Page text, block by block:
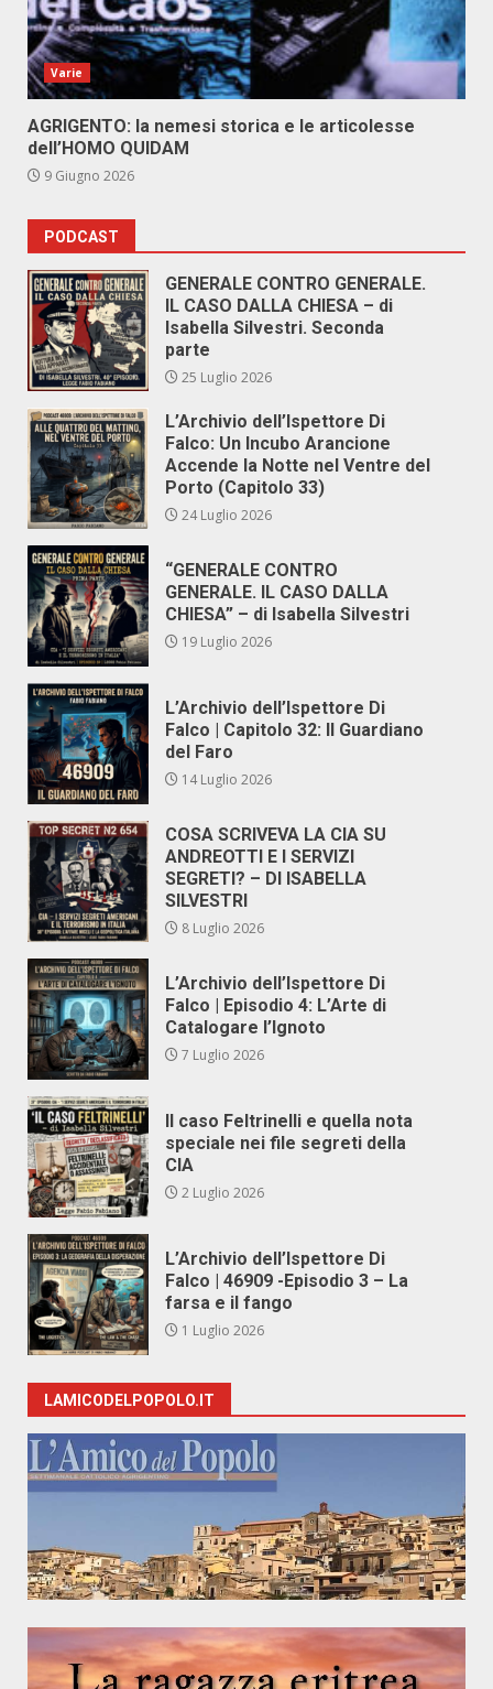
Varie
AGRIGENTO: la nemesi storica e le articolesse
dell’HOMO QUIDAM
9 Giugno 2026
PODCAST
GENERALE CONTRO GENERALE.
IL CASO DALLA CHIESA – di
Isabella Silvestri. Seconda
parte
25 Luglio 2026
L’Archivio dell’Ispettore Di
Falco: Un Incubo Arancione
Accende la Notte nel Ventre del
Porto (Capitolo 33)
24 Luglio 2026
“GENERALE CONTRO
GENERALE. IL CASO DALLA
CHIESA” – di Isabella Silvestri
19 Luglio 2026
L’Archivio dell’Ispettore Di
Falco | Capitolo 32: Il Guardiano
del Faro
14 Luglio 2026
COSA SCRIVEVA LA CIA SU
ANDREOTTI E I SERVIZI
SEGRETI? – DI ISABELLA
SILVESTRI
8 Luglio 2026
L’Archivio dell’Ispettore Di
Falco | Episodio 4: L’Arte di
Catalogare l’Ignoto
7 Luglio 2026
Il caso Feltrinelli e quella nota
speciale nei file segreti della
CIA
2 Luglio 2026
L’Archivio dell’Ispettore Di
Falco | 46909 -Episodio 3 – La
farsa e il fango
1 Luglio 2026
LAMICODELPOPOLO.IT